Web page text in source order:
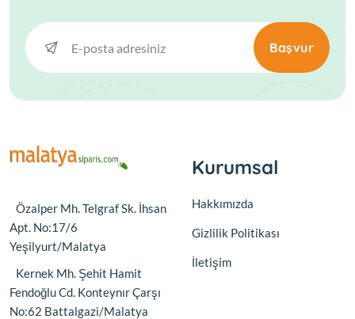
Başvur
Özalper Mh. Telgraf Sk. İhsan
Apt. No:17/6
Yeşilyurt/Malatya
Kernek Mh. Şehit Hamit
Fendoğlu Cd. Konteynır Çarşı
No:62 Battalgazi/Malatya
Kurumsal
Hakkımızda
Gizlilik Politikası
İletişim